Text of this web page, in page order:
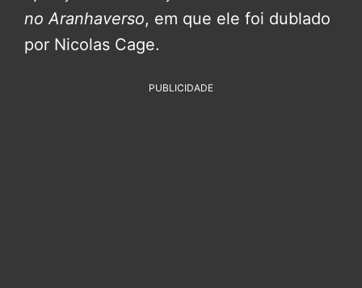
no Aranhaverso, em que ele foi dublado
por Nicolas Cage.
PUBLICIDADE